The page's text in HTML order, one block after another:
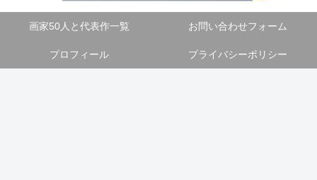
画家50人と代表作一覧 お問い合わせフォーム
プロフィール プライバシーポリシー